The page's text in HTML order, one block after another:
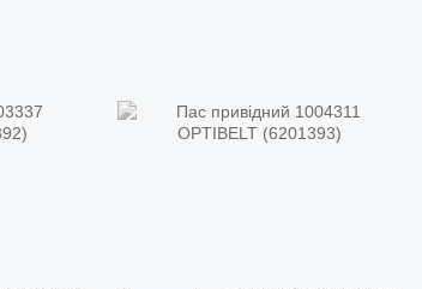
✅ Висока потужність передавання;
✅ Стійкість до зносу та розтягнення;